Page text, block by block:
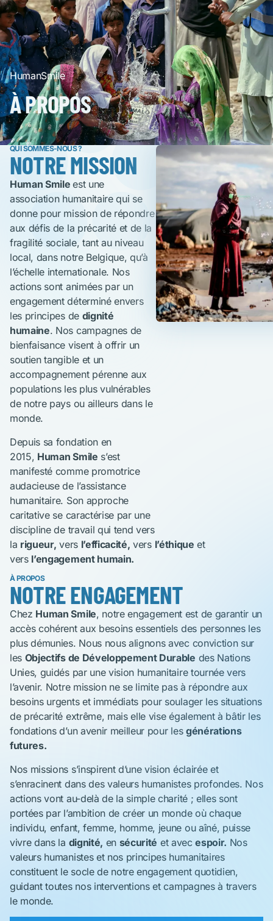
HumanSmile
À PROPOS
QUI SOMMES-NOUS ?
NOTRE MISSION
Human Smileest une
association humanitaire qui se
donne pour mission de répondre
aux défis de la précarité et de la
fragilité sociale, tant au niveau
local, dans notre Belgique, qu’à
l’échelle internationale. Nos
actions sont animées par un
engagement déterminé envers
les principes de dignité
humaine. Nos campagnes de
bienfaisance visent à offrir un
soutien tangible et un
accompagnement pérenne aux
populations les plus vulnérables
de notre pays ou ailleurs dans le
monde.
Depuis sa fondation en
2015, Human Smile s’est
manifesté comme promotrice
audacieuse de l’assistance
humanitaire. Son approche
caritative se caractérise par une
discipline de travail qui tend vers
la rigueur, vers l’efficacité, vers l’éthique et
vers l’engagement humain.
À PROPOS
NOTRE ENGAGEMENT
Chez Human Smile, notre engagement est de garantir un
accès cohérent aux besoins essentiels des personnes les
plus démunies. Nous nous alignons avec conviction sur
les Objectifs de Développement Durable des Nations
Unies, guidés par une vision humanitaire tournée vers
l’avenir. Notre mission ne se limite pas à répondre aux
besoins urgents et immédiats pour soulager les situations
de précarité extrême, mais elle vise également à bâtir les
fondations d’un avenir meilleur pour les générations
futures.
Nos missions s’inspirent d’une vision éclairée et
s’enracinent dans des valeurs humanistes profondes. Nos
actions vont au-delà de la simple charité ; elles sont
portées par l’ambition de créer un monde où chaque
individu, enfant, femme, homme, jeune ou aîné, puisse
vivre dans la dignité, en sécurité et avecespoir. Nos
valeurs humanistes et nos principes humanitaires
constituent le socle de notre engagement quotidien,
guidant toutes nos interventions et campagnes à travers
le monde.